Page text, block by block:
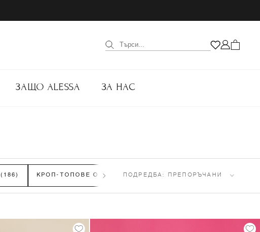
ЗАЩО ALESSA ЗА НАС
(186) КРОП-ТОПОВЕ ОТ ПЛЕТИВО(13) ТОПОВЕ ОТ ПЛЕТИВО
ПОДРЕДБА: ПРЕПОРЪЧАНИ